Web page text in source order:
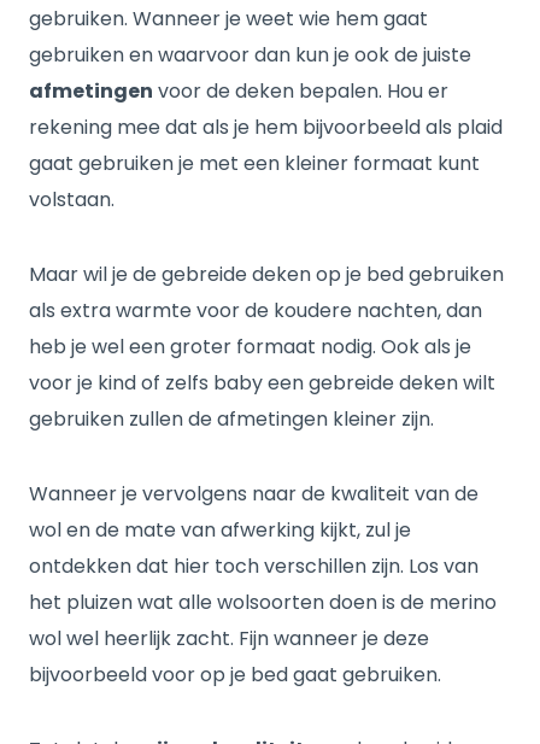
gebruiken. Wanneer je weet wie hem gaat
gebruiken en waarvoor dan kun je ook de juiste
afmetingen voor de deken bepalen. Hou er
rekening mee dat als je hem bijvoorbeeld als plaid
gaat gebruiken je met een kleiner formaat kunt
volstaan.
Maar wil je de gebreide deken op je bed gebruiken
als extra warmte voor de koudere nachten, dan
heb je wel een groter formaat nodig. Ook als je
voor je kind of zelfs baby een gebreide deken wilt
gebruiken zullen de afmetingen kleiner zijn.
Wanneer je vervolgens naar de kwaliteit van de
wol en de mate van afwerking kijkt, zul je
ontdekken dat hier toch verschillen zijn. Los van
het pluizen wat alle wolsoorten doen is de merino
wol wel heerlijk zacht. Fijn wanneer je deze
bijvoorbeeld voor op je bed gaat gebruiken.